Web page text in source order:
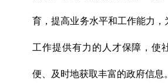
育，提高业务水平和工作能力，
工作提供有力的人才保障，使
便、及时地获取丰富的政府信息。